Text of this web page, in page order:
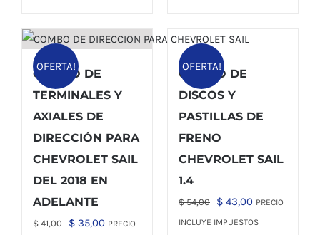
OFERTA!
COMBO DE
TERMINALES Y
AXIALES DE
DIRECCIÓN PARA
CHEVROLET SAIL
DEL 2018 EN
ADELANTE
$41,00
El
$ 35,00ElPRECIO
OFERTA!
COMBO DE
DISCOS Y
PASTILLAS DE
FRENO
CHEVROLET SAIL
1.4
$54,00
El
precio
$ 43,00El
precio
PRECIO
INCLUYE IMPUESTOS